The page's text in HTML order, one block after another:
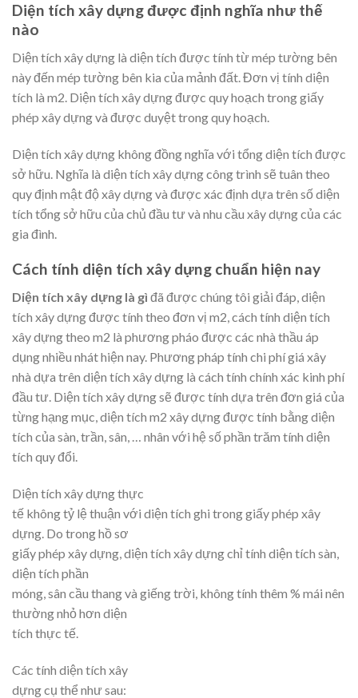
Diện tích xây dựng được định nghĩa như thế
nào
Diện tích xây dựng là diện tích được tính từ mép tường bên
này đến mép tường bên kia của mảnh đất. Đơn vị tính diện
tích là m2. Diện tích xây dựng được quy hoạch trong giấy
phép xây dựng và được duyệt trong quy hoạch.
Diện tích xây dựng không đồng nghĩa với tổng diện tích được
sở hữu. Nghĩa là diện tích xây dựng công trình sẽ tuân theo
quy định mật độ xây dựng và được xác định dựa trên số diện
tích tổng sở hữu của chủ đầu tư và nhu cầu xây dựng của các
gia đình.
Cách tính diện tích xây dựng chuẩn hiện nay
Diện tích xây dựng là gì đã được chúng tôi giải đáp, diện
tích xây dựng được tính theo đơn vị m2, cách tính diện tích
xây dựng theo m2 là phương pháo được các nhà thầu áp
dụng nhiều nhát hiện nay. Phương pháp tính chi phí giá xây
nhà dựa trên diện tích xây dựng là cách tính chính xác kinh phí
đầu tư. Diện tích xây dựng sẽ được tính dựa trên đơn giá của
từng hạng mục, diện tích m2 xây dựng được tính bằng diện
tích của sàn, trần, sân, … nhân với hệ số phần trăm tính diện
tích quy đổi.
Diện tích xây dựng thực
tế không tỷ lệ thuận với diện tích ghi trong giấy phép xây
dựng. Do trong hồ sơ
giấy phép xây dựng, diện tích xây dựng chỉ tính diện tích sàn,
diện tích phần
móng, sân cầu thang và giếng trời, không tính thêm % mái nên
thường nhỏ hơn diện
tích thực tế.
Các tính diện tích xây
dựng cụ thể như sau: